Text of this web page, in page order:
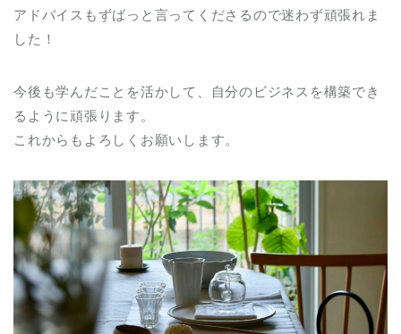
アドバイスもずばっと言ってくださるので迷わず頑張れま
した！
今後も学んだことを活かして、自分のビジネスを構築でき
るように頑張ります。
これからもよろしくお願いします。